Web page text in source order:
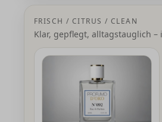
FRISCH / CITRUS / CLEAN
Klar, gepflegt, alltagstauglich